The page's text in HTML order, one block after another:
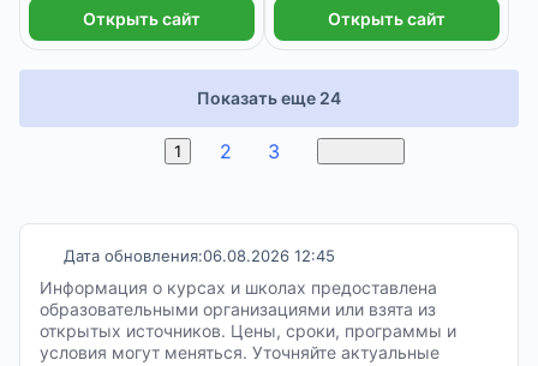
Открыть сайт Открыть сайт
Показать еще 24
1 2 3
Дата обновления:06.08.2026 12:45
Информация о курсах и школах предоставлена
образовательными организациями или взята из
открытых источников. Цены, сроки, программы и
условия могут меняться. Уточняйте актуальные